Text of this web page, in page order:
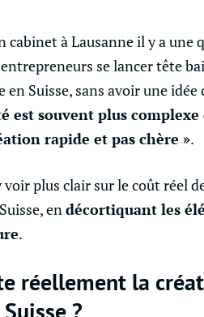
cabinet à Lausanne il y a une
entrepreneurs se lancer tête
en Suisse, sans avoir une
est souvent plus complexe
rapide et pas chère ».
voir plus clair sur le coût réel
endécortiquant les
.
réellement la
?